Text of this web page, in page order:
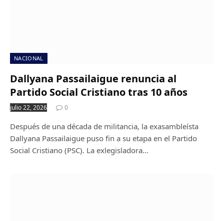
NACIONAL
Dallyana Passailaigue renuncia al
Partido Social Cristiano tras 10 años
julio 22, 2026 0
Después de una década de militancia, la exasambleísta
Dallyana Passailaigue puso fin a su etapa en el Partido
Social Cristiano (PSC). La exlegisladora…